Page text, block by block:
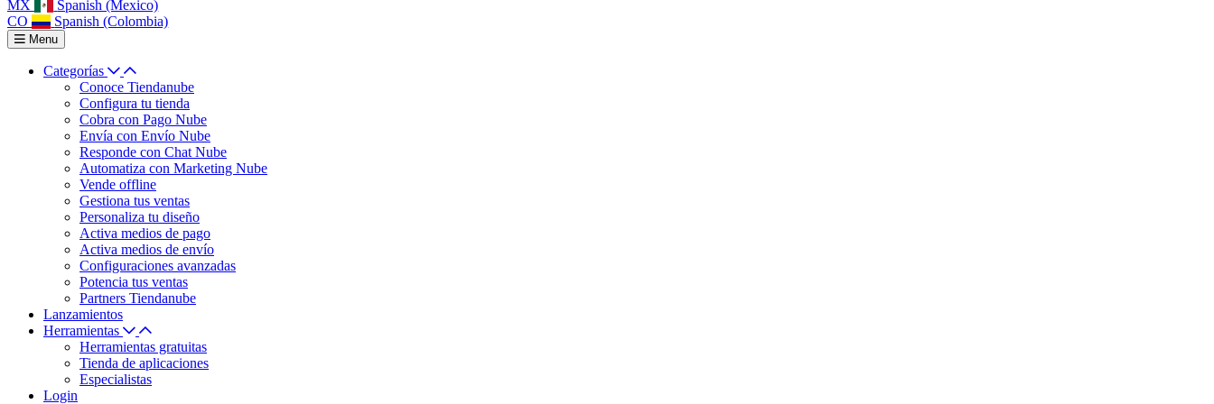
MX
Spanish (Mexico)
CO
Spanish (Colombia)
Menu
Categorías
Conoce Tiendanube
Configura tu tienda
Cobra con Pago Nube
Envía con Envío Nube
Responde con Chat Nube
Automatiza con Marketing Nube
Vende offline
Gestiona tus ventas
Personaliza tu diseño
Activa medios de pago
Activa medios de envío
Configuraciones avanzadas
Potencia tus ventas
Partners Tiendanube
Lanzamientos
Herramientas
Herramientas gratuitas
Tienda de aplicaciones
Especialistas
Login